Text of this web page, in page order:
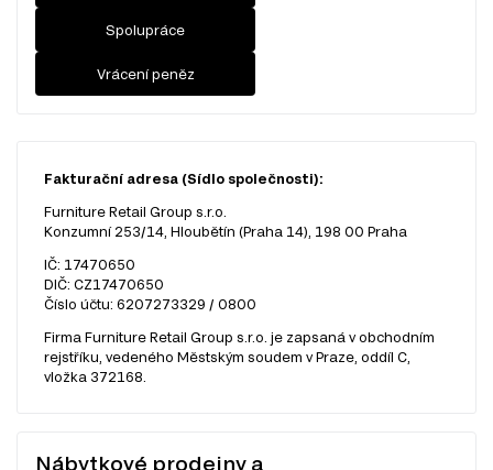
Spolupráce
Vrácení peněz
Fakturační adresa (Sídlo společnosti):
Furniture Retail Group s.r.o.
Konzumní 253/14, Hloubětín (Praha 14), 198 00 Praha
IČ: 17470650
DIČ: CZ17470650
Číslo účtu: 6207273329 / 0800
Firma Furniture Retail Group s.r.o. je zapsaná v obchodním
rejstříku, vedeného Městským soudem v Praze, oddíl C,
vložka 372168.
Nábytkové prodejny a